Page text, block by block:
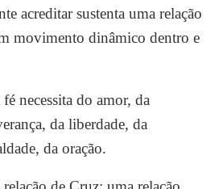
acreditar sustenta uma relação
movimento dinâmico dentro e
necessita do amor, da
da liberdade, da
da oração.